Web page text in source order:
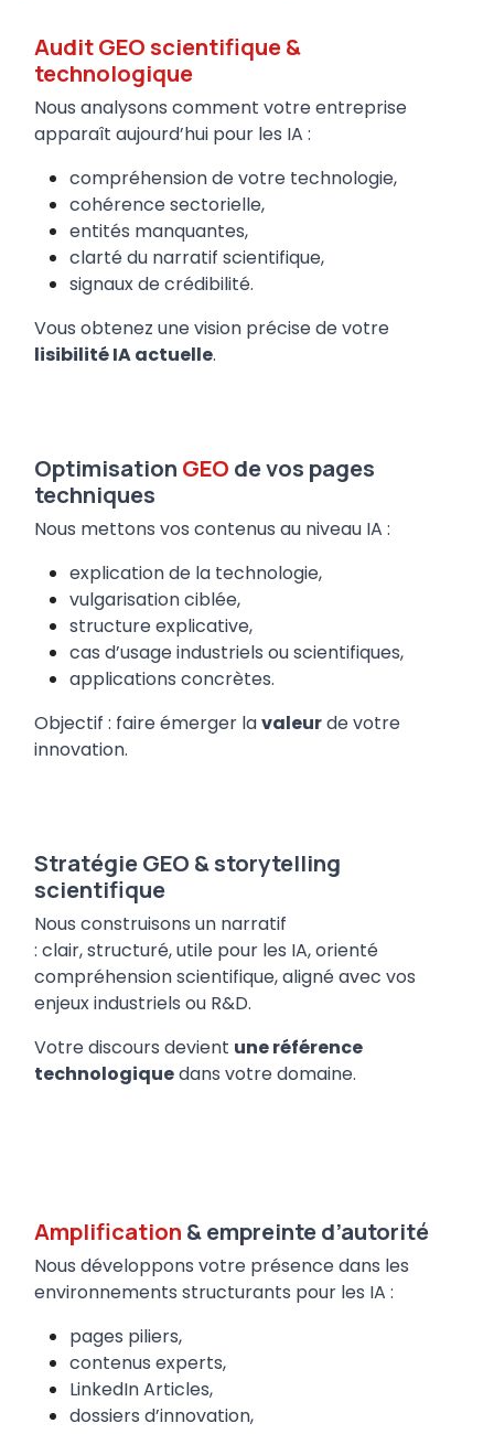
Audit GEO scientifique &
technologique
Nous analysons comment votre entreprise
apparaît aujourd’hui pour les IA :
compréhension de votre technologie,
cohérence sectorielle,
entités manquantes,
clarté du narratif scientifique,
signaux de crédibilité.
Vous obtenez une vision précise de votre
lisibilité IA actuelle.
Optimisation GEO de vos pages
techniques
Nous mettons vos contenus au niveau IA :
explication de la technologie,
vulgarisation ciblée,
structure explicative,
cas d’usage industriels ou scientifiques,
applications concrètes.
Objectif : faire émerger lavaleurde votre
innovation.
Stratégie GEO & storytelling
scientifique
Nous construisons un narratif
: clair, structuré, utile pour les IA, orienté
compréhension scientifique, aligné avec vos
enjeux industriels ou R&D.
Votre discours devient une référence
technologiquedans votre domaine.
Amplification & empreinte d’autorité
Nous développons votre présence dans les
environnements structurants pour les IA :
pages piliers,
contenus experts,
LinkedIn Articles,
dossiers d’innovation,